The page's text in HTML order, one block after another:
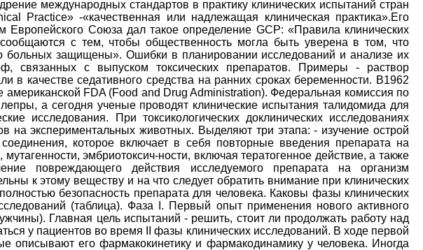
международных стандартов в практику клинических испытаний стран
Practice» -«качественная или надлежащая клиническая практика».Его
Союза дал такое определение GCP: «Правила клинических
с тем, чтобы общественность могла быть уверена в том, что
больных защищены». Ошибки в планировании исследований и анализе их
связанных с выпуском токсических препаратов. Примеры - раствор
в качестве седативного средства на ранних сроках беременности. В1962
FDA (Food and Drug Administration). Федеральная комиссия по
а сегодня ученые проводят клинические испытания талидомида для
исследования. При токсикологических доклинических исследованиях
на экспериментальных животных. Выделяют три этапа: - изучение острой
которое включает в себя повторные введения препарата на
эмбриотоксич-ности, включая тератогенное действие, а также
повреждающего действия исследуемого препарата на организм
к этому веществу и на что следует обратить внимание при клинических
безопасность препарата для человека. Каковы фазы клинических
(таблица). Фаза I. Первый опыт применения нового активного
Главная цель испытаний - решить, стоит ли продолжать работу над
у пациентов во время II фазы клинических исследований. В ходе первой
его фармакокинетику и фармакодинамику у человека. Иногда